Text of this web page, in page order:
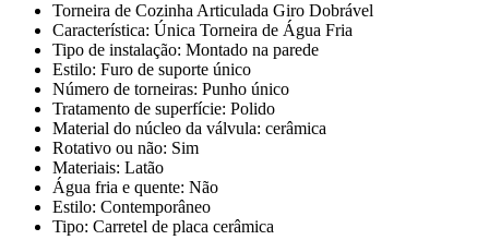
Torneira de Cozinha Articulada Giro Dobrável
Característica: Única Torneira de Água Fria
Tipo de instalação: Montado na parede
Estilo: Furo de suporte único
Número de torneiras: Punho único
Tratamento de superfície: Polido
Material do núcleo da válvula: cerâmica
Rotativo ou não: Sim
Materiais: Latão
Água fria e quente: Não
Estilo: Contemporâneo
Tipo: Carretel de placa cerâmica